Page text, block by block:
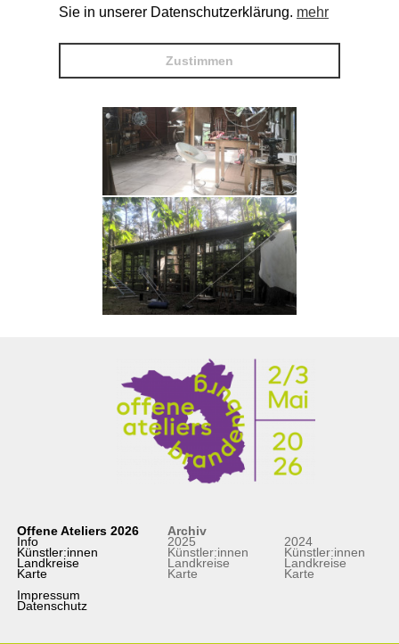
Offene Ateliers 2026
Info
Künstler:innen
Landkreise
Karte
Impressum
Datenschutz
Archiv
2025
Künstler:innen
Landkreise
Karte
2024
Künstler:innen
Landkreise
Karte
Sie in unserer Datenschutzerklärung. mehr
Zustimmen